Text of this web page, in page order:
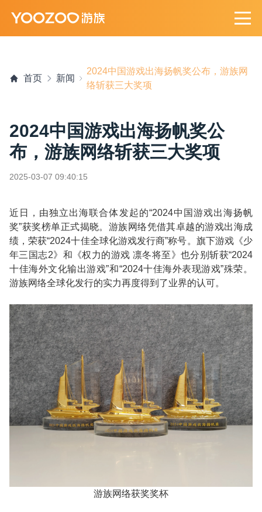
首页 新闻
2024中国游戏出海扬帆奖公布，游族网
络斩获三大奖项
2024中国游戏出海扬帆奖公
布，游族网络斩获三大奖项
2025-03-07 09:40:15
近日，由独立出海联合体发起的“2024中国游戏出海扬帆
奖”获奖榜单正式揭晓。游族网络凭借其卓越的游戏出海成
绩，荣获“2024十佳全球化游戏发行商”称号。旗下游戏《少
年三国志2》和《权力的游戏 凛冬将至》也分别斩获“2024
十佳海外文化输出游戏”和“2024十佳海外表现游戏”殊荣。
游族网络全球化发行的实力再度得到了业界的认可。
游族网络获奖奖杯